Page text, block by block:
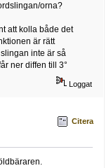
orna?
att kolla både det
är rätt
inte är så
ner diffen till 3°
Loggat
Citera